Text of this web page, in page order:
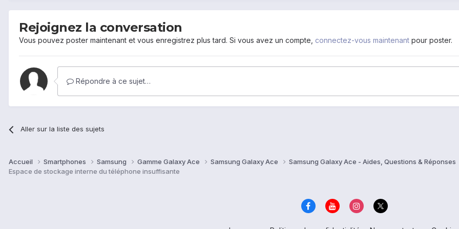
Rejoignez la conversation
Vous pouvez poster maintenant et vous enregistrez plus tard. Si vous avez un compte, connectez-vous maintenant pour poster.
Répondre à ce sujet…
Aller sur la liste des sujets
Accueil Smartphones Samsung Gamme Galaxy Ace Samsung Galaxy Ace
Samsung Galaxy Ace - Aides, Questions & Réponses
Espace de stockage interne du téléphone insuffisante